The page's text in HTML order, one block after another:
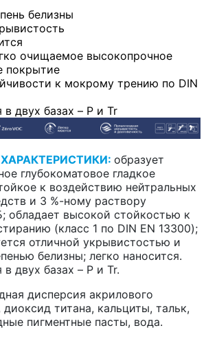
белизны
очищаемое высокопрочное
покрытие
к мокрому трению по DIN
в двух базах – P и Tr
образует
глубокоматовое гладкое
к воздействию нейтральных
и 3 %-ному раствору
обладает высокой стойкостью к
(класс 1 по DIN EN 13300);
отличной укрывистостью и
белизны; легко наносится.
в двух базах – P и Tr.
дисперсия акрилового
титана, кальциты, тальк,
пигментные пасты, вода.